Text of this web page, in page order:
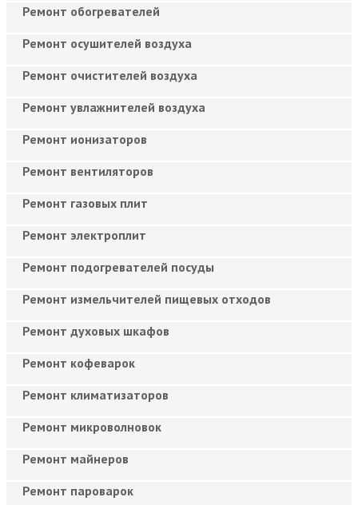
Ремонт обогревателей
Ремонт осушителей воздуха
Ремонт очистителей воздуха
Ремонт увлажнителей воздуха
Ремонт ионизаторов
Ремонт вентиляторов
Ремонт газовых плит
Ремонт электроплит
Ремонт подогревателей посуды
Ремонт измельчителей пищевых отходов
Ремонт духовых шкафов
Ремонт кофеварок
Ремонт климатизаторов
Ремонт микроволновок
Ремонт майнеров
Ремонт пароварок